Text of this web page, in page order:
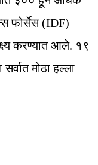
फोर्सेस (IDF)
करण्यात आले. १९
मोठा हल्ला